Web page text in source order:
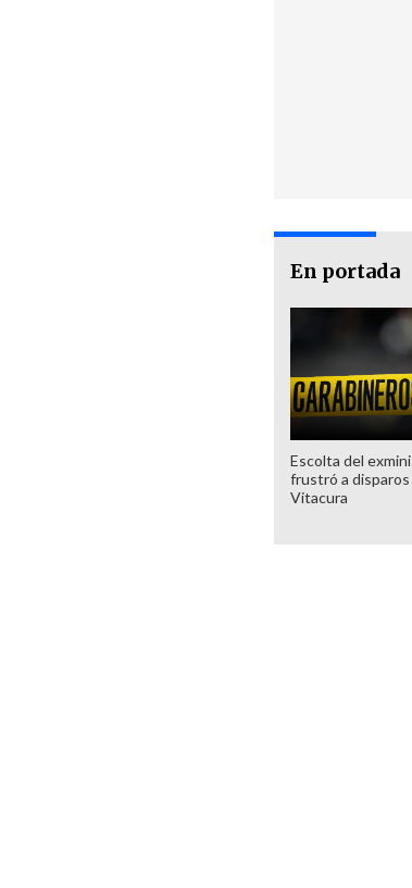
En portada
Escolta del
frustró a
Vitacura